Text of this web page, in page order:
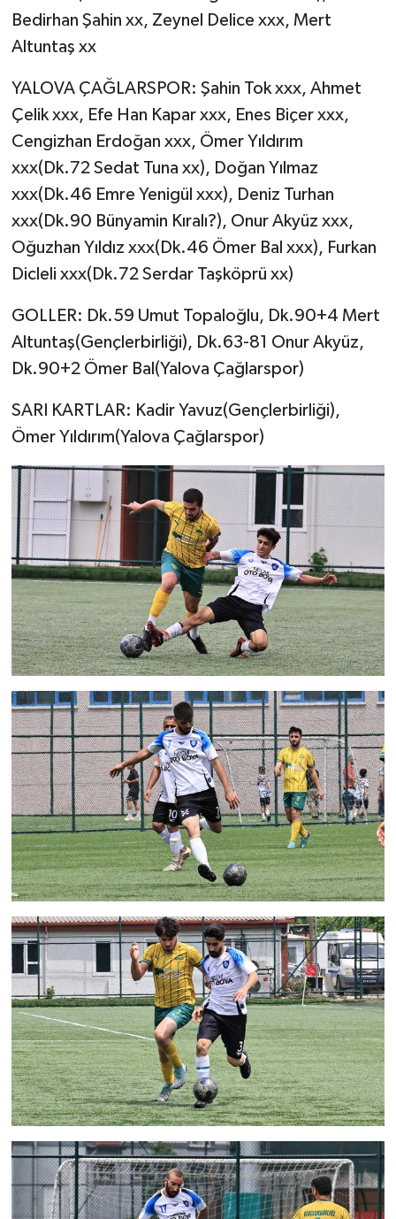
Bedirhan Şahin xx, Zeynel Delice xxx, Mert
Altuntaş xx
YALOVA ÇAĞLARSPOR: Şahin Tok xxx, Ahmet
Çelik xxx, Efe Han Kapar xxx, Enes Biçer xxx,
Cengizhan Erdoğan xxx, Ömer Yıldırım
xxx(Dk.72 Sedat Tuna xx), Doğan Yılmaz
xxx(Dk.46 Emre Yenigül xxx), Deniz Turhan
xxx(Dk.90 Bünyamin Kıralı?), Onur Akyüz xxx,
Oğuzhan Yıldız xxx(Dk.46 Ömer Bal xxx), Furkan
Dicleli xxx(Dk.72 Serdar Taşköprü xx)
GOLLER: Dk.59 Umut Topaloğlu, Dk.90+4 Mert
Altuntaş(Gençlerbirliği), Dk.63-81 Onur Akyüz,
Dk.90+2 Ömer Bal(Yalova Çağlarspor)
SARI KARTLAR: Kadir Yavuz(Gençlerbirliği),
Ömer Yıldırım(Yalova Çağlarspor)